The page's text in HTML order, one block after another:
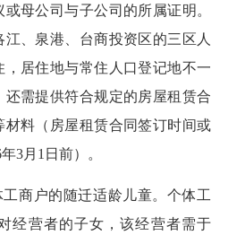
母公司与子公司的所属证明。
、泉港、台商投资区的三区人
，居住地与常住人口登记地不一
需提供符合规定的房屋租赁合
材料（房屋租赁合同签订时间或
3月1日前）。
户的随迁适龄儿童。个体工
经营者的子女，该经营者需于